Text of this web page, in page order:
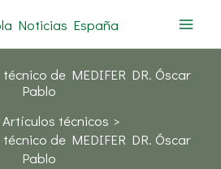
de MEDIFER DR. Óscar
Pablo
Artículos técnicos
de MEDIFER DR. Óscar
Pablo